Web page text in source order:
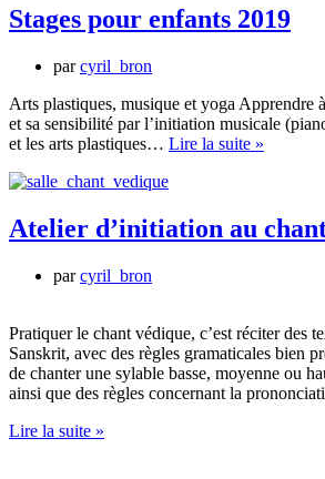
D’ETE
2019
Stages pour enfants 2019
parcyril_bron
Arts plastiques, musique et yoga Apprendre
et sa sensibilité par l’initiation musicale
et les arts plastiques… Lire la suite »
Atelier d’initiation au
parcyril_bron
Pratiquer le chant védique, c’est réciter des
Sanskrit, avec des règles gramaticales bien
de chanter une sylable basse, moyenne ou
ainsi que des règles concernant la
Lire la suite »